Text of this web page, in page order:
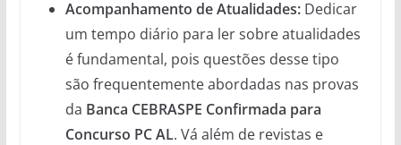
Acompanhamento de Atualidades:Dedicar
um tempo diário para ler sobre atualidades
é fundamental, pois questões desse tipo
são frequentemente abordadas nas provas
da Banca CEBRASPE Confirmada para
Concurso PC AL. Vá além de revistas e